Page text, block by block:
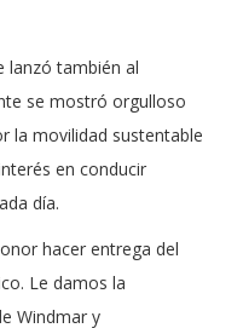
lanzó también al
se mostró orgulloso
la movilidad sustentable
en conducir
día.
hacer entrega del
Le damos la
Windmar y